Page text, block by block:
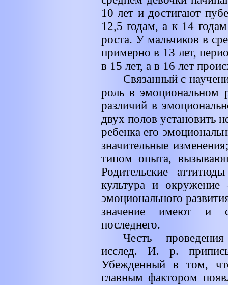
10 лет и достигают
12,5 годам, а к 14
роста. У мальчиков в
примерно в 13 лет,
в 15 лет, а в 16 лет
Связанный с
роль в эмоциональном
различий в
двух полов установить
ребенка его
значительные
типом опыта,
Родительские
культура и
эмоционального
значение имеют и
последнего.
Честь
исслед. И. р.
Убежденный в том, что
главным фактором